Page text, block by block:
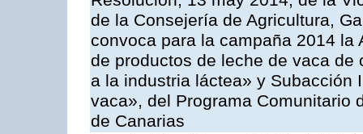
de la Consejería de Agricultura,
convoca para la campaña 2014
de productos de leche de vaca
a la industria láctea» y Subacción
vaca», del Programa Comunitario
de Canarias